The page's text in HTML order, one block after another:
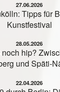
27.06.2026
Tipps für
Kunstfestival
28.05.2026
hip?
und Späti-
22.04.2026